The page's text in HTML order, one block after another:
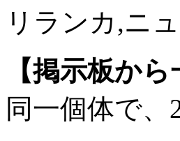
リランカ,ニ
【掲示板から
同一個体で、